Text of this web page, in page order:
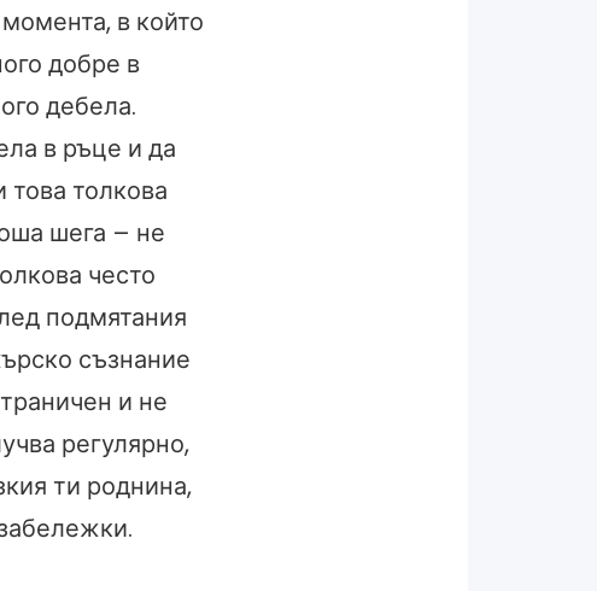
в който
добре в
дебела.
в ръце и да
това толкова
шега – не
често
подмятания
съзнание
и не
регулярно,
ти роднина,